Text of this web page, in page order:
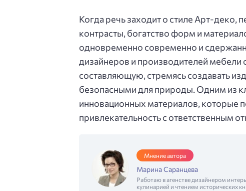
Когда речь заходит о стиле Арт-деко,
контрасты, богатство форм и
одновременно современно и
дизайнеров и производителей
составляющую, стремясь создавать
безопасными для природы. Одним из
инновационных материалов, которые
привлекательность с ответственным
Мнение автора
Марина Саранцева
Работаю в агенстве дизайнером
кулинарией и чтением исторических